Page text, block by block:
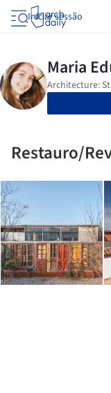
Iniciar sessão
Restauro/